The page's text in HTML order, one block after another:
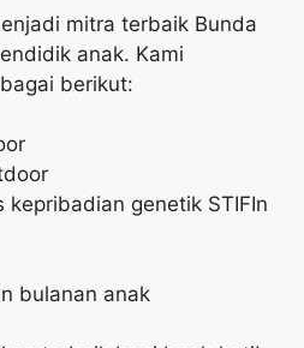
mitra terbaik Bunda
anak. Kami
berikut:
kepribadian genetik STIFIn
bulanan anak